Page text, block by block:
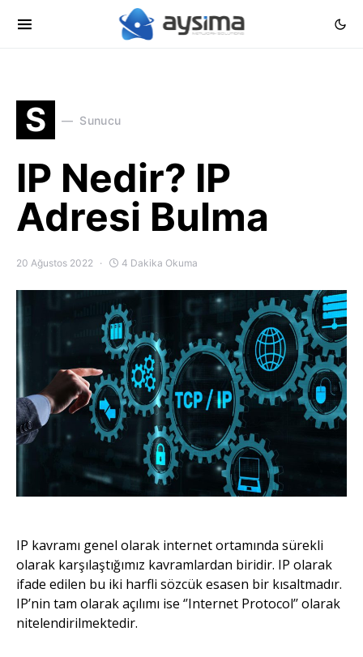
S Sunucu
IP Nedir? IP
Adresi Bulma
20 Ağustos 2022 4 Dakika Okuma
IP kavramı genel olarak internet ortamında sürekli
olarak karşılaştığımız kavramlardan biridir. IP olarak
ifade edilen bu iki harfli sözcük esasen bir kısaltmadır.
IP’nin tam olarak açılımı ise ‘’Internet Protocol’’ olarak
nitelendirilmektedir.